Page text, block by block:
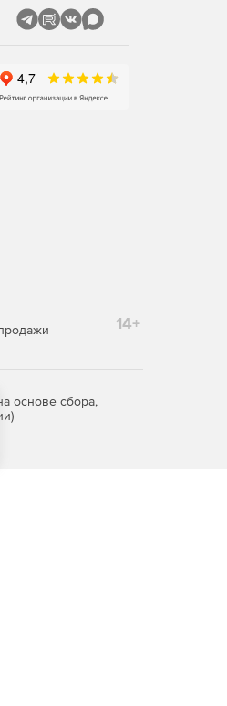
14+
основе сбора,